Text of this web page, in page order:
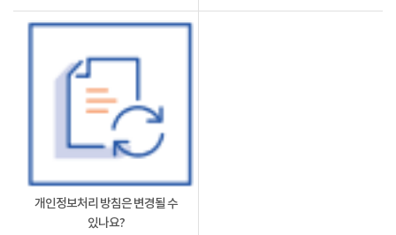
개인정보처리 방침은 변경될 수
있나요?